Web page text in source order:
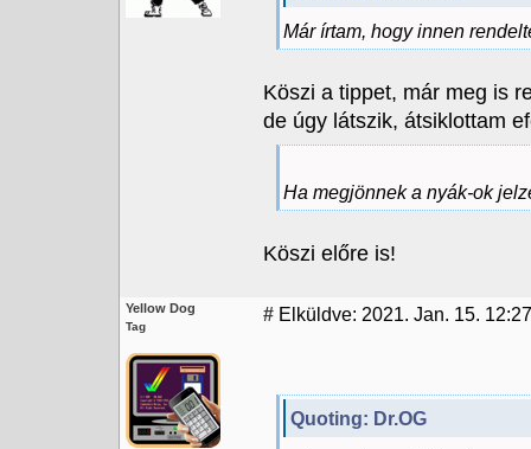
Már írtam, hogy innen
Köszi a tippet, már meg is
de úgy látszik, átsiklottam
Ha megjönnek a nyák-ok
Köszi előre is!
Yellow Dog
Tag
# Elküldve: 2021. Jan. 15. 12:27
Quoting: Dr.OG